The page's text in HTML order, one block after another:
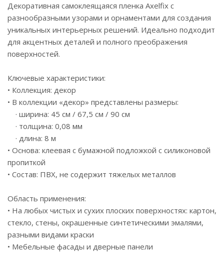
Декоративная самоклеящаяся пленка Axelfix с
разнообразными узорами и орнаментами для создания
уникальных интерьерных решений. Идеально подходит
для акцентных деталей и полного преображения
поверхностей.
Ключевые характеристики:
• Коллекция: декор
• В коллекции «декор» представлены размеры:
· ширина: 45 см / 67,5 см / 90 см
· толщина: 0,08 мм
· длина: 8 м
• Основа: клеевая с бумажной подложкой с силиконовой
пропиткой
• Состав: ПВХ, не содержит тяжелых металлов
Область применения:
• На любых чистых и сухих плоских поверхностях: картон,
стекло, стены, окрашенные синтетическими эмалями,
разными видами краски
• Мебельные фасады и дверные панели